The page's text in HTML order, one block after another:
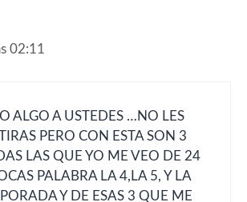
02:11
ALGO A USTEDES …NO LES
PERO CON ESTA SON 3
LAS QUE YO ME VEO DE 24
PALABRA LA 4,LA 5, Y LA
Y DE ESAS 3 QUE ME